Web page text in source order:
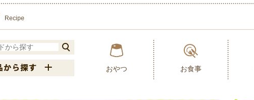
Recipe
おやつ お食事